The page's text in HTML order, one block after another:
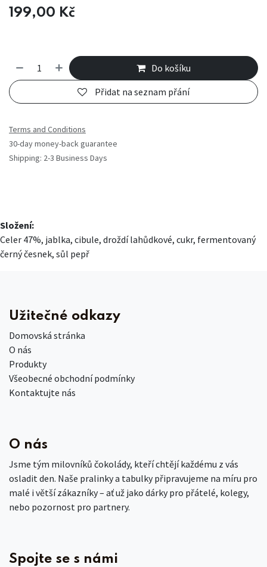
199,00 Kč
Do košíku
Přidat na seznam přání
Terms and Conditions
30-day money-back guarantee
Shipping: 2-3 Business Days
Složení:
Celer 47%, jablka, cibule, droždí lahůdkové, cukr, fermentovaný
černý česnek, sůl pepř
Užitečné odkazy
Domovská stránka
O nás
Produkty
Všeobecné obchodní podmínky
Kontaktujte nás
O nás
Jsme tým milovníků čokolády, kteří chtějí každému z vás
osladit den. Naše pralinky a tabulky připravujeme na míru pro
malé i větší zákazníky – ať už jako dárky pro přátelé, kolegy,
nebo pozornost pro partnery.
Spojte se s námi